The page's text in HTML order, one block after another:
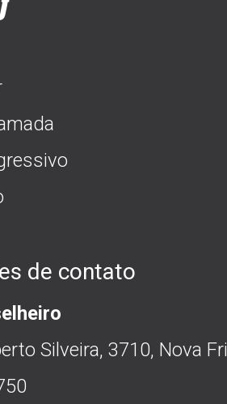
de contato
Silveira, 3710, Nova